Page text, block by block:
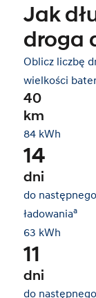
Jak
droga
Oblicz liczbę
wielkości
40
km
84 kWh
14
dni
do następnego
ładowaniaa
63 kWh
11
dni
do następnego